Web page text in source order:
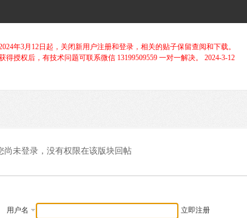
年3月12日起，关闭新用户注册和登录，相关的贴子保留查阅和下载。
得授权后，有技术问题可联系微信 13199509559 一对一解决。 2024-3-12
尚未登录，没有权限在该版块回帖
用户名 立即注册